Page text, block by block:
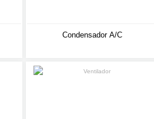
Condensador A/C